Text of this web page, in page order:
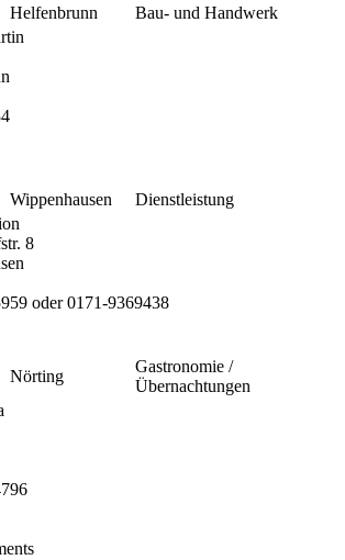
Helfenbrunn
Bau- und Handwerk
Wippenhausen
Dienstleistung
8
oder 0171-9369438
Nörting
Gastronomie /
Übernachtungen